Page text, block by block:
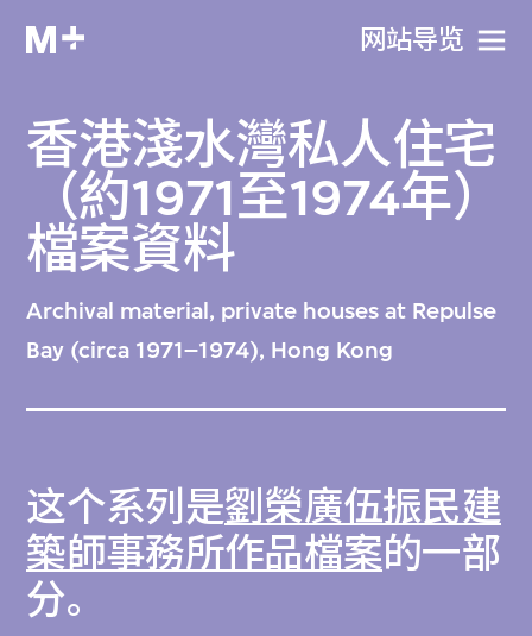
网站导览
香港淺水灣私人住宅
（約1971至1974年）
檔案資料
Archival material, private houses at Repulse
Bay (circa 1971–1974), Hong Kong
这个系列是劉榮廣伍振民建
築師事務所作品檔案的一部
分。